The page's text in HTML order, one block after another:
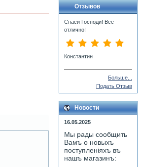
Отзывов
Спаси Господи! Всё
отлично!
Константин
Больше...
Подать Отзыв
Новости
16.05.2025
Мы рады сообщить
Вамъ о новыхъ
поступленiяхъ въ
нашъ магазинъ: